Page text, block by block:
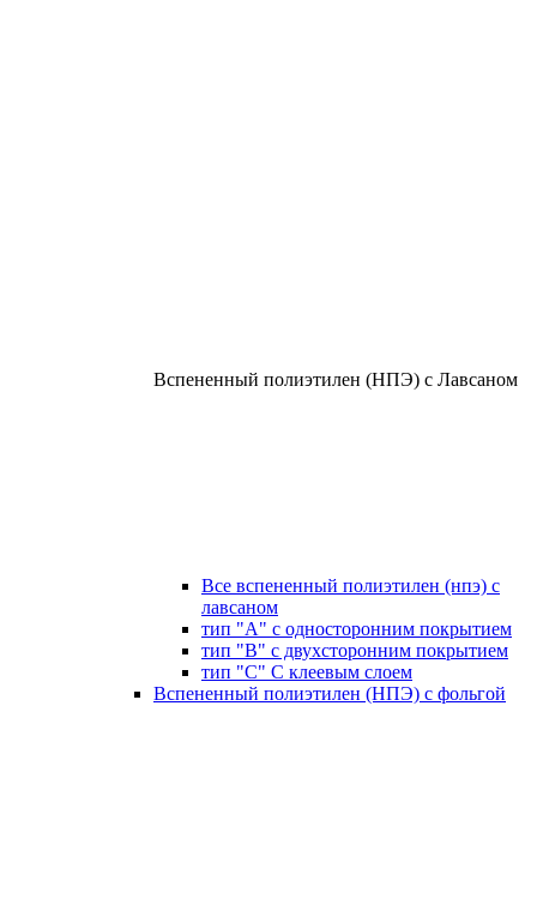
Вспененный полиэтилен (НПЭ) с Лавсаном
Все вспененный полиэтилен (нпэ) с
лавсаном
тип "А" с односторонним покрытием
тип "В" с двухсторонним покрытием
тип "С" С клеевым слоем
Вспененный полиэтилен (НПЭ) с фольгой